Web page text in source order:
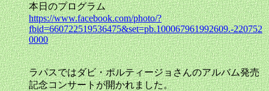
本日のプログラム
https://www.facebook.com/photo/?
fbid=660722519536475&set=pb.100067961992609.-220752
0000
ラパスではダビ・ポルティージョさんのアルバム発売
記念コンサートが開かれました。